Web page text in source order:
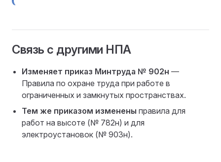
Связь с другими НПА
Изменяет приказ Минтруда № 902н —
Правила по охране труда при работе в
ограниченных и замкнутых пространствах.
Тем же приказом изменены правила для
работ на высоте (№ 782н) и для
электроустановок (№ 903н).